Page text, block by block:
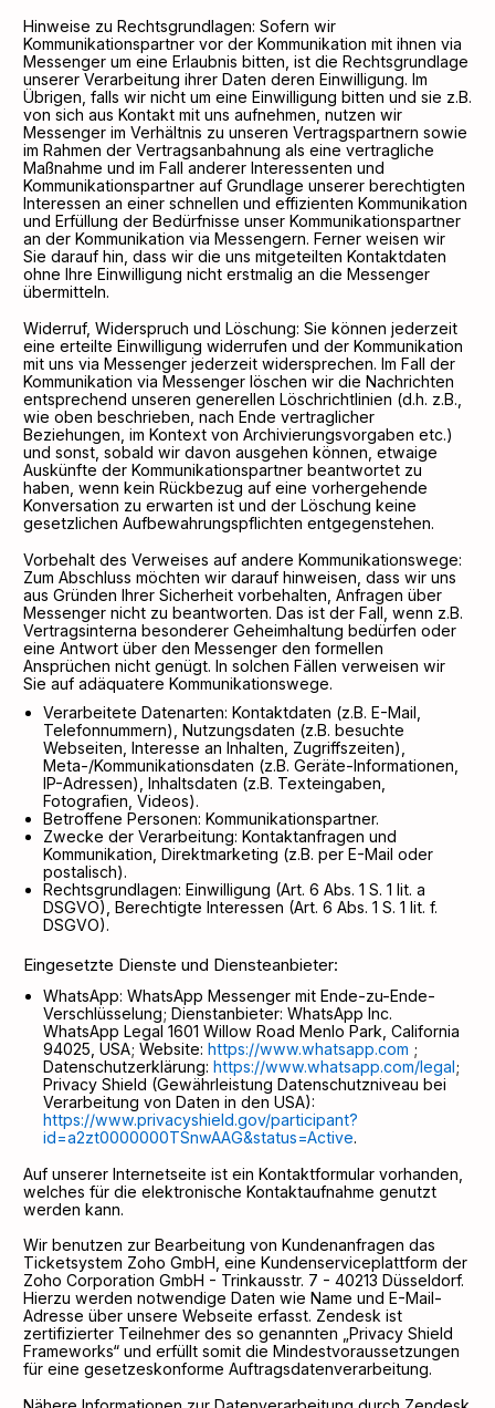
Hinweise zu Rechtsgrundlagen: Sofern wir
Kommunikationspartner vor der Kommunikation mit ihnen via
Messenger um eine Erlaubnis bitten, ist die Rechtsgrundlage
unserer Verarbeitung ihrer Daten deren Einwilligung. Im
Übrigen, falls wir nicht um eine Einwilligung bitten und sie z.B.
von sich aus Kontakt mit uns aufnehmen, nutzen wir
Messenger im Verhältnis zu unseren Vertragspartnern sowie
im Rahmen der Vertragsanbahnung als eine vertragliche
Maßnahme und im Fall anderer Interessenten und
Kommunikationspartner auf Grundlage unserer berechtigten
Interessen an einer schnellen und effizienten Kommunikation
und Erfüllung der Bedürfnisse unser Kommunikationspartner
an der Kommunikation via Messengern. Ferner weisen wir
Sie darauf hin, dass wir die uns mitgeteilten Kontaktdaten
ohne Ihre Einwilligung nicht erstmalig an die Messenger
übermitteln.
Widerruf, Widerspruch und Löschung: Sie können jederzeit
eine erteilte Einwilligung widerrufen und der Kommunikation
mit uns via Messenger jederzeit widersprechen. Im Fall der
Kommunikation via Messenger löschen wir die Nachrichten
entsprechend unseren generellen Löschrichtlinien (d.h. z.B.,
wie oben beschrieben, nach Ende vertraglicher
Beziehungen, im Kontext von Archivierungsvorgaben etc.)
und sonst, sobald wir davon ausgehen können, etwaige
Auskünfte der Kommunikationspartner beantwortet zu
haben, wenn kein Rückbezug auf eine vorhergehende
Konversation zu erwarten ist und der Löschung keine
gesetzlichen Aufbewahrungspflichten entgegenstehen.
Vorbehalt des Verweises auf andere Kommunikationswege:
Zum Abschluss möchten wir darauf hinweisen, dass wir uns
aus Gründen Ihrer Sicherheit vorbehalten, Anfragen über
Messenger nicht zu beantworten. Das ist der Fall, wenn z.B.
Vertragsinterna besonderer Geheimhaltung bedürfen oder
eine Antwort über den Messenger den formellen
Ansprüchen nicht genügt. In solchen Fällen verweisen wir
Sie auf adäquatere Kommunikationswege.
Verarbeitete Datenarten: Kontaktdaten (z.B. E-Mail,
Telefonnummern), Nutzungsdaten (z.B. besuchte
Webseiten, Interesse an Inhalten, Zugriffszeiten),
Meta-/Kommunikationsdaten (z.B. Geräte-Informationen,
IP-Adressen), Inhaltsdaten (z.B. Texteingaben,
Fotografien, Videos).
Betroffene Personen: Kommunikationspartner.
Zwecke der Verarbeitung: Kontaktanfragen und
Kommunikation, Direktmarketing (z.B. per E-Mail oder
postalisch).
Rechtsgrundlagen: Einwilligung (Art. 6 Abs. 1 S. 1 lit. a
DSGVO), Berechtigte Interessen (Art. 6 Abs. 1 S. 1 lit. f.
DSGVO).
Eingesetzte Dienste und Diensteanbieter:
WhatsApp: WhatsApp Messenger mit Ende-zu-Ende-
Verschlüsselung; Dienstanbieter: WhatsApp Inc.
WhatsApp Legal 1601 Willow Road Menlo Park, California
94025, USA; Website:https://www.whatsapp.com ;
Datenschutzerklärung:https://www.whatsapp.com/legal;
Privacy Shield (Gewährleistung Datenschutzniveau bei
Verarbeitung von Daten in den USA):
https://www.privacyshield.gov/participant?
id=a2zt0000000TSnwAAG&status=Active.
Auf unserer Internetseite ist ein Kontaktformular vorhanden,
welches für die elektronische Kontaktaufnahme genutzt
werden kann.
Wir benutzen zur Bearbeitung von Kundenanfragen das
Ticketsystem Zoho GmbH, eine Kundenserviceplattform der
Zoho Corporation GmbH - Trinkausstr. 7 - 40213 Düsseldorf.
Hierzu werden notwendige Daten wie Name und E-Mail-
Adresse über unsere Webseite erfasst. Zendesk ist
zertifizierter Teilnehmer des so genannten „Privacy Shield
Frameworks“ und erfüllt somit die Mindestvoraussetzungen
für eine gesetzeskonforme Auftragsdatenverarbeitung.